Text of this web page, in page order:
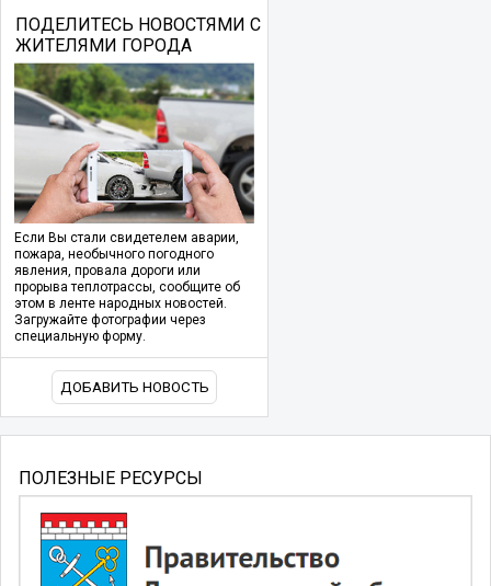
ПОДЕЛИТЕСЬ НОВОСТЯМИ С
ЖИТЕЛЯМИ ГОРОДА
Если Вы стали свидетелем аварии,
пожара, необычного погодного
явления, провала дороги или
прорыва теплотрассы, сообщите об
этом в ленте народных новостей.
Загружайте фотографии через
специальную форму.
ДОБАВИТЬ НОВОСТЬ
ПОЛЕЗНЫЕ РЕСУРСЫ